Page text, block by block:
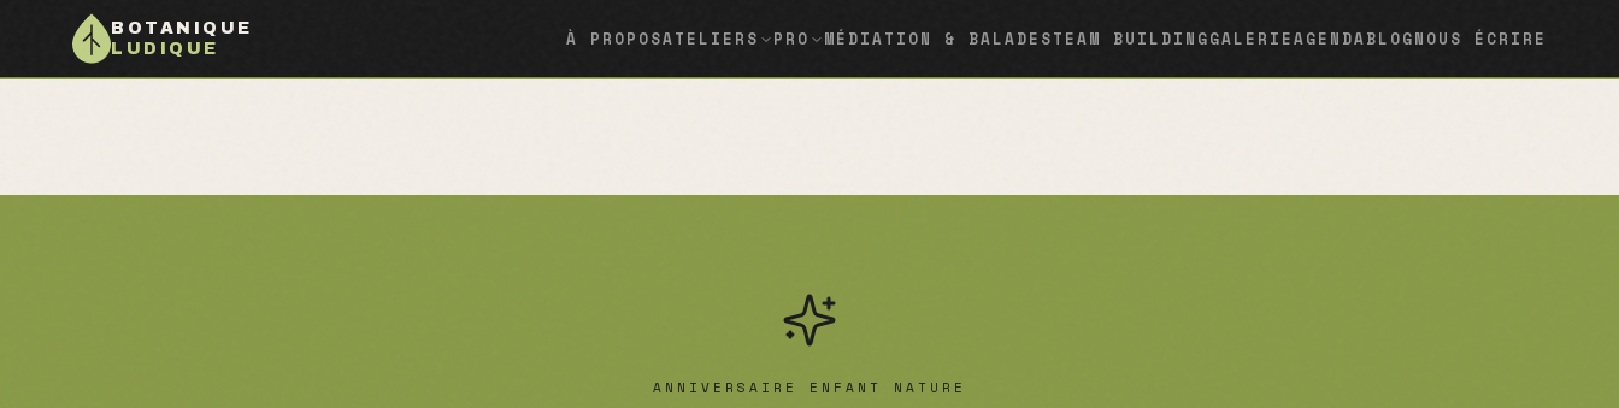
BOTANIQUE
LUDIQUE
À PROPOSATELIERS PRO MÉDIATION & BALADESTEAM BUILDINGGALERIEAGENDABLOGNOUS ÉCRIRE
ANNIVERSAIRE ENFANT NATURE